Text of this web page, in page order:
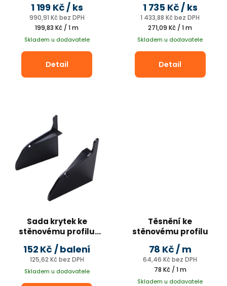
990,91 Kč bez DPH
1 199 Kč / ks
Měrná
cena:
199,83 Kč / 1 m
Skladem u dodavatele
Detail
1 433,88 Kč bez DPH
1 735 Kč / ks
Měrná
cena:
271,09 Kč / 1 m
Skladem u dodavatele
Detail
Sada krytek ke
stěnovému profilu
černá (2 ks/bal.)
125,62 Kč bez DPH
152 Kč / balení
Skladem u dodavatele
Těsnění ke
stěnovému profilu
64,46 Kč bez DPH
78 Kč/ m
Měrná
cena:
78 Kč / 1 m
Skladem u dodavatele